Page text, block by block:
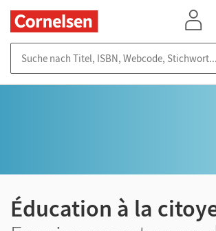
Éducation à la